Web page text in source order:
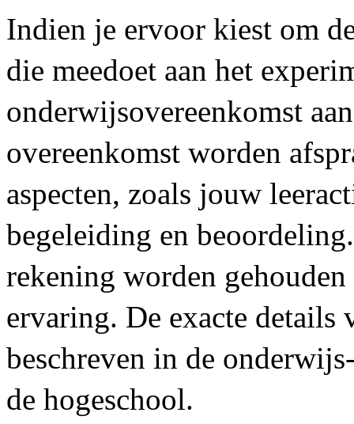
Indien je ervoor kiest om
die meedoet aan het
onderwijsovereenkomst
overeenkomst worden
aspecten, zoals jouw
begeleiding en
rekening worden
ervaring. De exacte details
beschreven in de
de hogeschool.